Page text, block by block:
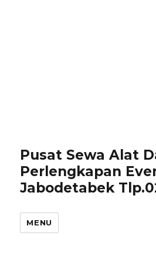
Pusat Sewa Alat
Perlengkapan
Jabodetabek
MENU